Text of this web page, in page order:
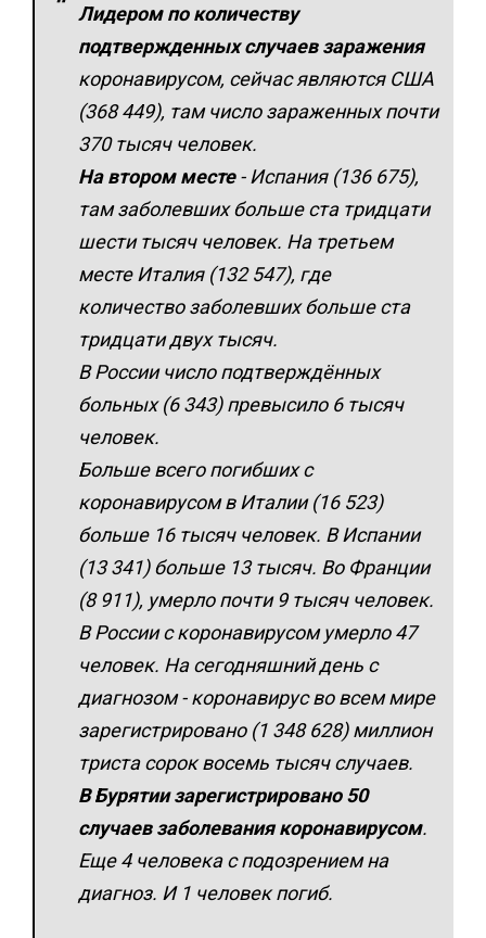
Лидером по количеству
подтвержденных случаев заражения
коронавирусом, сейчас являются США
(368 449), там число зараженных почти
370 тысяч человек.
На втором месте- Испания (136 675),
там заболевших больше ста тридцати
шести тысяч человек. На третьем
месте Италия (132 547), где
количество заболевших больше ста
тридцати двух тысяч.
В России число подтверждённых
больных (6 343) превысило 6 тысяч
человек.
Больше всего погибших с
коронавирусом в Италии (16 523)
больше 16 тысяч человек. В Испании
(13 341) больше 13 тысяч. Во Франции
(8 911), умерло почти 9 тысяч человек.
В России с коронавирусом умерло 47
человек. На сегодняшний день с
диагнозом - коронавирус во всем мире
зарегистрировано (1 348 628) миллион
триста сорок восемь тысяч случаев.
В Бурятии зарегистрировано 50
случаев заболевания коронавирусом.
Еще 4 человека с подозрением на
диагноз. И 1 человек погиб.